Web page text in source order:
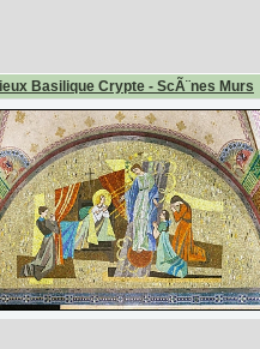
Basilique Crypte - ScÃ¨nes Murs